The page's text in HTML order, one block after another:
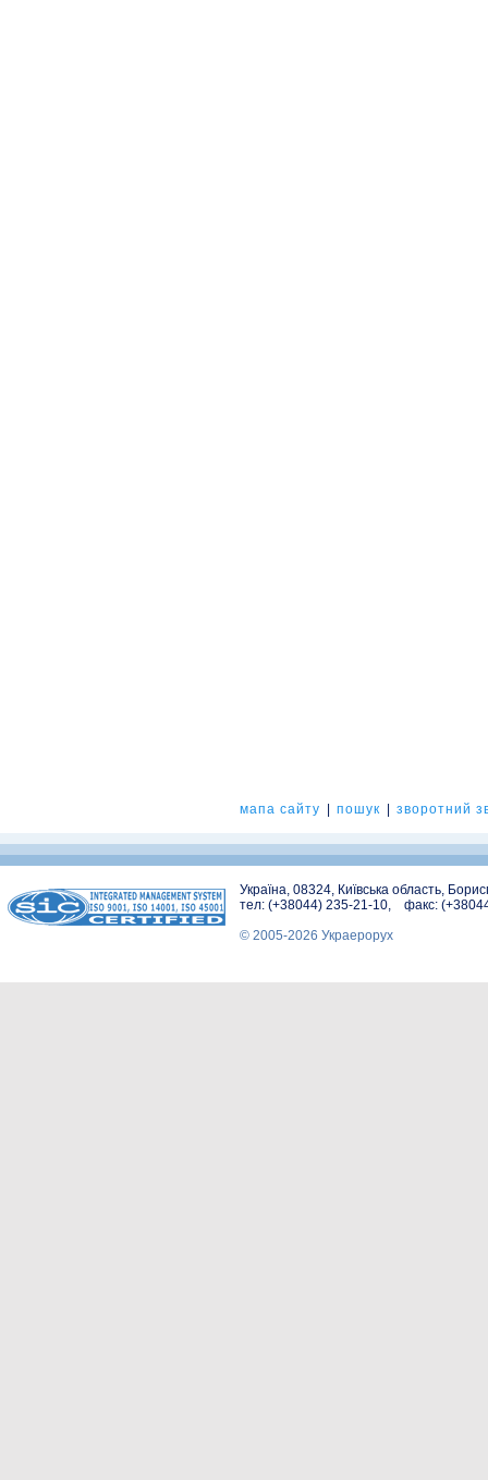
мапа сайту пошук зворотний
Україна, 08324, Київська область,
тел: (+38044) 235-21-10, факс:
© 2005-2026 Украерорух